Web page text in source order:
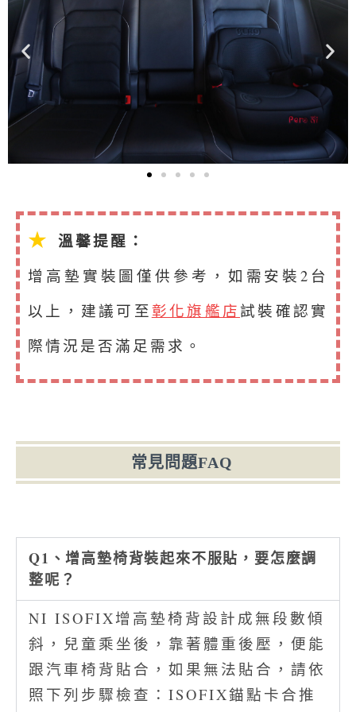
★ 溫馨提醒：
增高墊實裝圖僅供參考，如需安裝2台
以上，建議可至彰化旗艦店試裝確認實
際情況是否滿足需求。
常見問題FAQ
Q1、增高墊椅背裝起來不服貼，要怎麼調
整呢？
NI ISOFIX增高墊椅背設計成無段數傾
斜，兒童乘坐後，靠著體重後壓，便能
跟汽車椅背貼合，如果無法貼合，請依
照下列步驟檢查：ISOFIX錨點卡合推